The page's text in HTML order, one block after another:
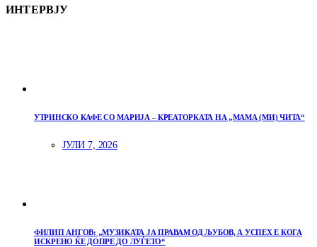
ИНТЕРВЈУ
УТРИНСКО КАФЕ СО МАРИЈА – КРЕАТОРКАТА НА „МАМА (МИ) ЧИТА“
ЈУЛИ 7, 2026
ФИЛИП АНГОВ: „МУЗИКАТА ЈА ПРАВАМ ОД ЉУБОВ, А УСПЕХ Е КОГА
ИСКРЕНО ЌЕ ДОПРЕ ДО ЛУЃЕТО“